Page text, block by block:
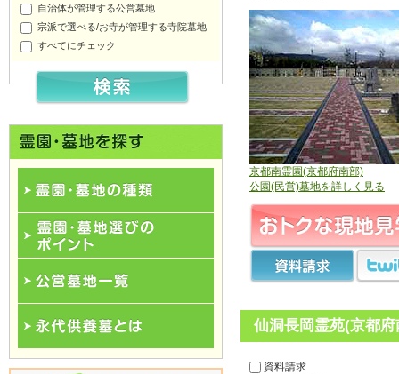
京都南霊園(京都府南部)
公園(民営)墓地を詳しく見る
仙洞長岡霊苑(京都
資料請求
自治体が管理する公営墓地
宗派で選べる/お寺が管理する寺院墓地
すべてにチェック
霊園･墓地の種類
永代供養一覧